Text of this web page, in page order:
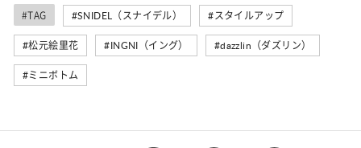
#TAG SNIDEL（スナイデル） スタイルアップ
松元絵里花 INGNI（イング） dazzlin（ダズリン）
ミニボトム